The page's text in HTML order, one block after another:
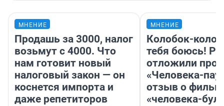
МНЕНИЕ
Продашь за 3000, налог
возьмут с 4000. Что
нам готовит новый
налоговый закон — он
коснется импорта и
даже репетиторов
МНЕНИЕ
Колобок-
тебя боюсь!
отложили
«Человека-
отзыв о
«человека-